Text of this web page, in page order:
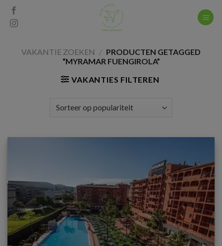
Skip
content
VAKANTIE ZOEKEN / PRODUCTEN GETAGGED
“MYRAMAR FUENGIROLA”
VAKANTIES FILTEREN